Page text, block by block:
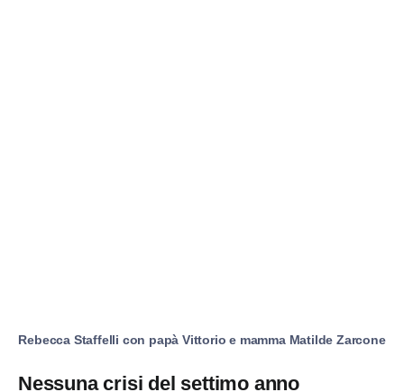
Rebecca Staffelli con papà Vittorio e mamma Matilde Zarcone
Nessuna crisi del settimo anno